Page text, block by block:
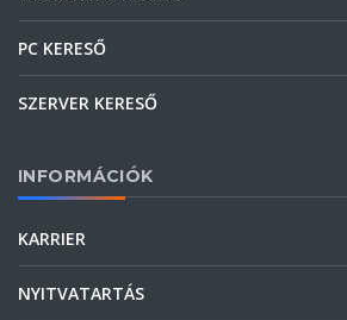
PC KERESŐ
SZERVER KERESŐ
INFORMÁCIÓK
KARRIER
NYITVATARTÁS